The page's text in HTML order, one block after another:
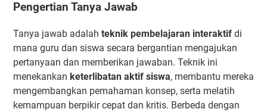
Pengertian Tanya Jawab
Tanya jawab adalah teknik pembelajaran interaktif di
mana guru dan siswa secara bergantian mengajukan
pertanyaan dan memberikan jawaban. Teknik ini
menekankan keterlibatan aktif siswa, membantu mereka
mengembangkan pemahaman konsep, serta melatih
kemampuan berpikir cepat dan kritis. Berbeda dengan